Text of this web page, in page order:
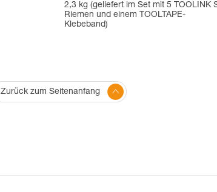
2,3 kg (geliefert im Set mit 5 TOOLINK
Riemen und einem TOOLTAPE-
Klebeband)
Zurück zum Seitenanfang